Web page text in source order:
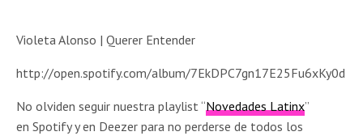
Violeta Alonso | Querer Entender
http://open.spotify.com/album/7EkDPC7gn17E25Fu6xKy0d
No olviden seguir nuestra playlist “Novedades Latinx”
en Spotify y en Deezer para no perderse de todos los